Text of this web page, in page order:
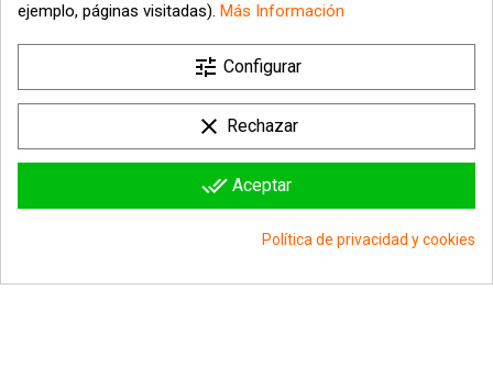
Información sobre la tienda 
ejemplo, páginas visitadas). Más Información
tune Configurar
clear Rechazar
done_all Aceptar
Política de privacidad y cookies